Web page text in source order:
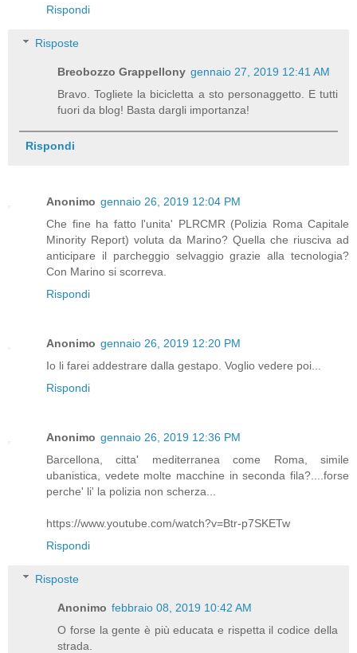
Rispondi
Risposte
Breobozzo Grappellony gennaio 27, 2019 12:41 AM
Bravo. Togliete la bicicletta a sto personaggetto. E tutti
fuori da blog! Basta dargli importanza!
Rispondi
Anonimo gennaio 26, 2019 12:04 PM
Che fine ha fatto l'unita' PLRCMR (Polizia Roma Capitale
Minority Report) voluta da Marino? Quella che riusciva ad
anticipare il parcheggio selvaggio grazie alla tecnologia?
Con Marino si scorreva.
Rispondi
Anonimo gennaio 26, 2019 12:20 PM
Io li farei addestrare dalla gestapo. Voglio vedere poi...
Rispondi
Anonimo gennaio 26, 2019 12:36 PM
Barcellona, citta' mediterranea come Roma, simile
ubanistica, vedete molte macchine in seconda fila?....forse
perche' li' la polizia non scherza...
https://www.youtube.com/watch?v=Btr-p7SKETw
Rispondi
Risposte
Anonimo febbraio 08, 2019 10:42 AM
O forse la gente è più educata e rispetta il codice della
strada.